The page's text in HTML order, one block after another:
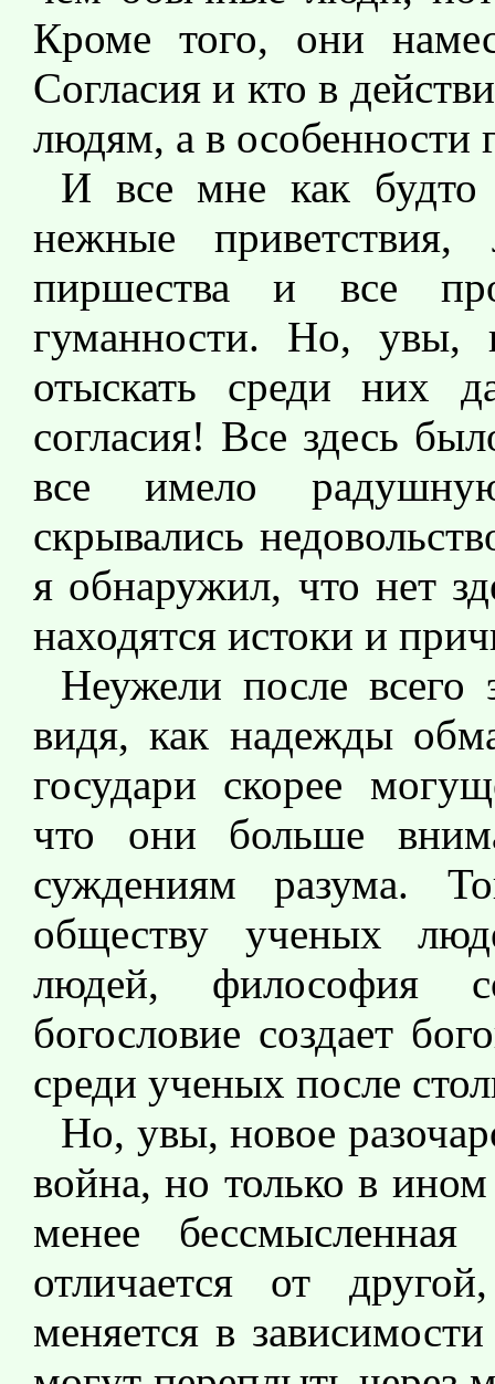
Кроме того, они
Согласия и кто в
людям, а в особенности
И все мне как будто
нежные приветствия,
пиршества и все
гуманности. Но, увы,
отыскать среди них
согласия! Все здесь
все имело
скрывались
я обнаружил, что нет
находятся истоки и
Неужели после всего
видя, как надежды
государи скорее
что они больше
суждениям разума.
обществу ученых
людей, философия
богословие создает
среди ученых после
Но, увы, новое
война, но только в
менее
отличается от
меняется в